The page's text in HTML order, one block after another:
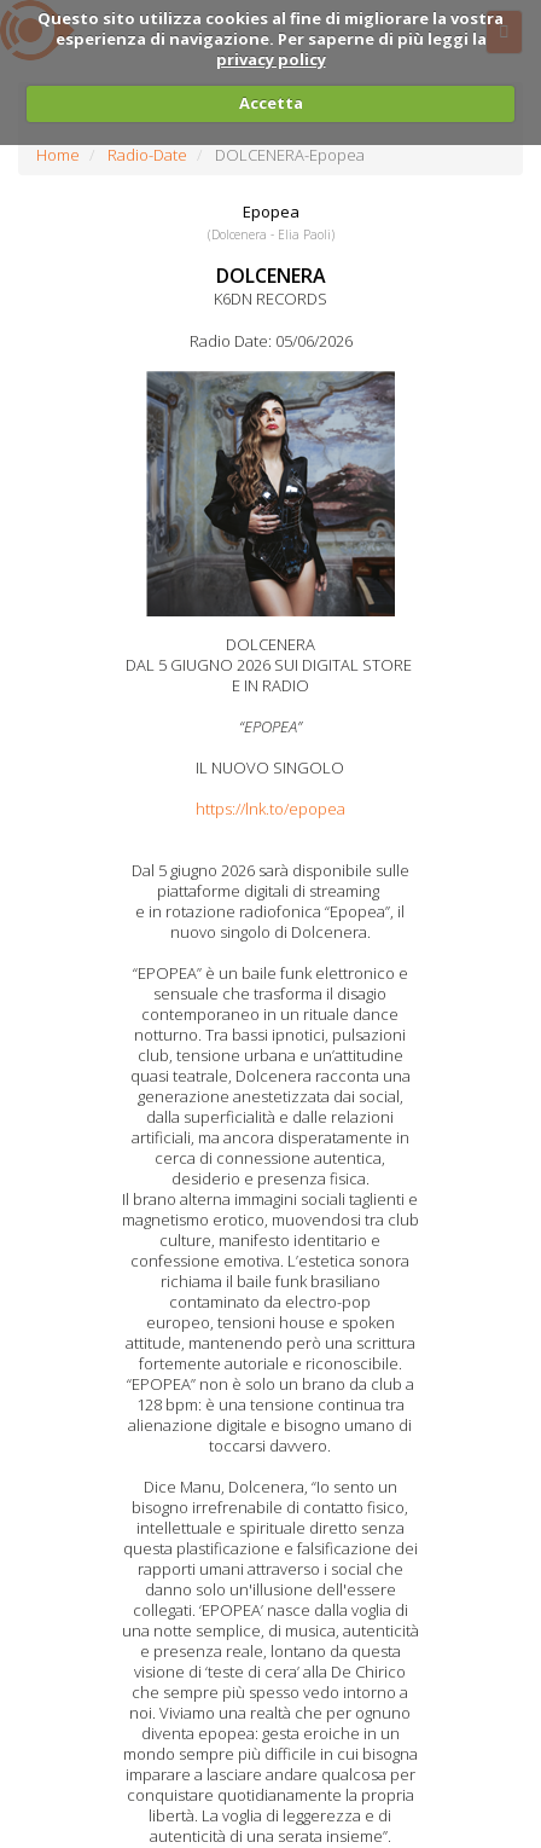
Questo sito utilizza cookies al fine di migliorare la vostra
esperienza di navigazione. Per saperne di più leggi la
privacy policy
Accetta
Home Radio-Date DOLCENERA-Epopea
Epopea
(Dolcenera - Elia Paoli)
DOLCENERA
K6DN RECORDS
Radio Date: 05/06/2026
DOLCENERA
DAL 5 GIUGNO 2026 SUI DIGITAL STORE
E IN RADIO
“EPOPEA”
IL NUOVO SINGOLO
https://lnk.to/epopea
Dal 5 giugno 2026 sarà disponibile sulle
piattaforme digitali di streaming
e in rotazione radiofonica “Epopea”, il
nuovo singolo di Dolcenera.
“EPOPEA” è un baile funk elettronico e
sensuale che trasforma il disagio
contemporaneo in un rituale dance
notturno. Tra bassi ipnotici, pulsazioni
club, tensione urbana e un’attitudine
quasi teatrale, Dolcenera racconta una
generazione anestetizzata dai social,
dalla superficialità e dalle relazioni
artificiali, ma ancora disperatamente in
cerca di connessione autentica,
desiderio e presenza fisica.
Il brano alterna immagini sociali taglienti e
magnetismo erotico, muovendosi tra club
culture, manifesto identitario e
confessione emotiva. L’estetica sonora
richiama il baile funk brasiliano
contaminato da electro-pop
europeo, tensioni house e spoken
attitude, mantenendo però una scrittura
fortemente autoriale e riconoscibile.
“EPOPEA” non è solo un brano da club a
128 bpm: è una tensione continua tra
alienazione digitale e bisogno umano di
toccarsi davvero.
Dice Manu, Dolcenera, “Io sento un
bisogno irrefrenabile di contatto fisico,
intellettuale e spirituale diretto senza
questa plastificazione e falsificazione dei
rapporti umani attraverso i social che
danno solo un'illusione dell'essere
collegati. ‘EPOPEA’ nasce dalla voglia di
una notte semplice, di musica, autenticità
e presenza reale, lontano da questa
visione di ‘teste di cera’ alla De Chirico
che sempre più spesso vedo intorno a
noi. Viviamo una realtà che per ognuno
diventa epopea: gesta eroiche in un
mondo sempre più difficile in cui bisogna
imparare a lasciare andare qualcosa per
conquistare quotidianamente la propria
libertà. La voglia di leggerezza e di
autenticità di una serata insieme”.